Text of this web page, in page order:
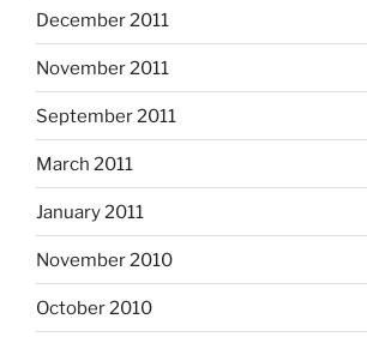
December 2011
November 2011
September 2011
March 2011
January 2011
November 2010
October 2010